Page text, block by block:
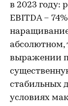
в 2023 году:
EBITDA –
абсолютном,
выражении
стабильных
условиях